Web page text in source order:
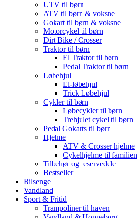
UTV til børn
ATV til børn & voksne
Gokart til børn & voksne
Motorcykel til børn
Dirt Bike / Crosser
Traktor til børn
El Traktor til børn
Pedal Traktor til børn
Løbehjul
El-løbehjul
Trick Løbehjul
Cykler til børn
Løbecykler til børn
Trehjulet cykel til børn
Pedal Gokarts til børn
Hjelme
ATV & Crosser hjelme
Cykelhjelme til familien
Tilbehør og reservedele
Bestseller
Bilsenge
Vandland
Sport & Fritid
Trampoliner til haven